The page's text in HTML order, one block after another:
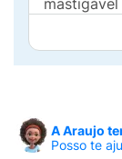
A Araujo
Posso te